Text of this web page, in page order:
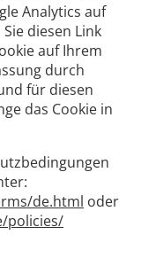
Analytics auf
diesen Link
auf Ihrem
durch
für diesen
das Cookie in
de.html
oder
policies/